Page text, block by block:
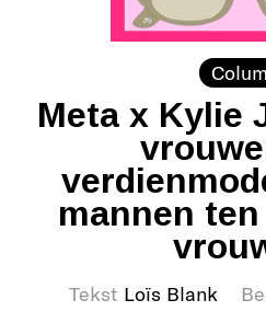
Meta x Kylie
mannen
Tekst Loïs Blank